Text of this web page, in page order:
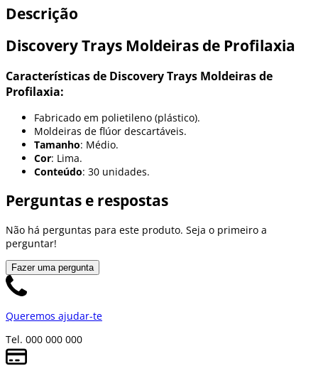
Descrição
Discovery Trays Moldeiras de Profilaxia
Características de Discovery Trays Moldeiras de
Profilaxia:
Fabricado em polietileno (plástico).
Moldeiras de flúor descartáveis.
Tamanho: Médio.
Cor: Lima.
Conteúdo: 30 unidades.
Perguntas e respostas
Não há perguntas para este produto. Seja o primeiro a
perguntar!
Fazer uma pergunta
Queremos ajudar-te
Tel. 000 000 000